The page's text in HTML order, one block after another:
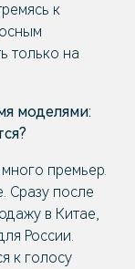
к
только на
моделями:
премьер.
Сразу после
в Китае,
России.
к голосу